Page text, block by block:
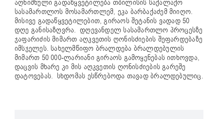
აღნიშნული გადაწყვეტილება თბილისის საქალაქო
სასამართლოს მოსამართლემ, ეკა ბარბაქაძემ მიიღო.
მისივე გადაწყვეტილებით, გირაოს შეტანის ვადად 50
დღე განისაზღვრა. დღევანდელ სასამართლო პროცესზე
ჯაფარიძის მიმართ აღკვეთის ღონისძიების შეფარდებაზე
იმსჯელეს. სახელმწიფო ბრალდება ბრალდებულის
მიმართ 50 000-ლარიანი გირაოს გამოყენებას ითხოვდა,
დაცვის მხარე კი მის აღკვეთის ღონისძიების გარეშე
დატოვებას. სხდომას ესწრებოდა თავად ბრალდებულიც.